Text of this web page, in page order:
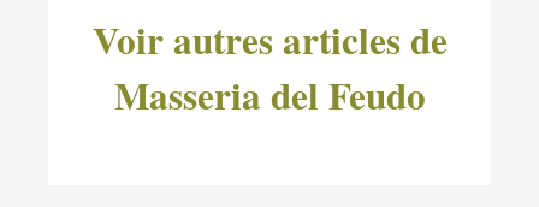
Voir autres articles de
Masseria del Feudo